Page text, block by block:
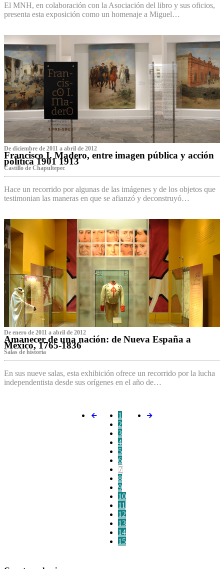
El MNH, en colaboración con la Asociación del libro y sus oficios,
presenta esta exposición como un homenaje a Miguel…
De diciembre de 2011 a abril de 2012
Francisco I. Madero, entre imagen pública y acción
política 1901 1913
Castillo de Chapultepec
Hace un recorrido por algunas de las imágenes y de los objetos que
testimonian las maneras en que se afianzó y deconstruyó…
De enero de 2011 a abril de 2012
Amanecer de una nación: de Nueva España a
México, 1765-1836
Salas de historia
En sus nueve salas, esta exhibición ofrece un recorrido por la lucha
independentista desde sus orígenes en el año de…
1
2
3
4
5
6
7
8
9
10
11
12
13
14
15